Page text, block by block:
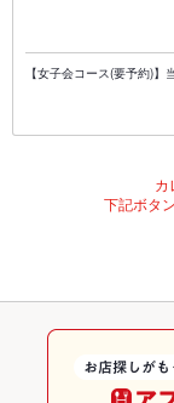
【女子会コース(要予約)
カ
下記ボタ